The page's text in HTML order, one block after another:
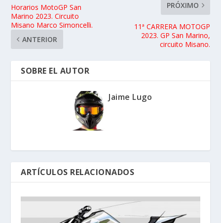
Horarios MotoGP San
Marino 2023. Circuito
Misano Marco Simoncelli.
ANTERIOR
PRÓXIMO
11ª CARRERA MOTOGP
2023. GP San Marino,
circuito Misano.
SOBRE EL AUTOR
Jaime Lugo
ARTÍCULOS RELACIONADOS